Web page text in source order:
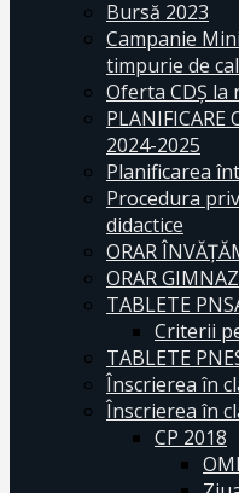
Bursă 2023
Campanie
timpurie de
Oferta CDŞ la
PLANIFICARE
2024-2025
Planificarea
Procedura
didactice
ORAR
ORAR
TABLETE
Criterii
TABLETE
Înscrierea în
Înscrierea în
CP 2018